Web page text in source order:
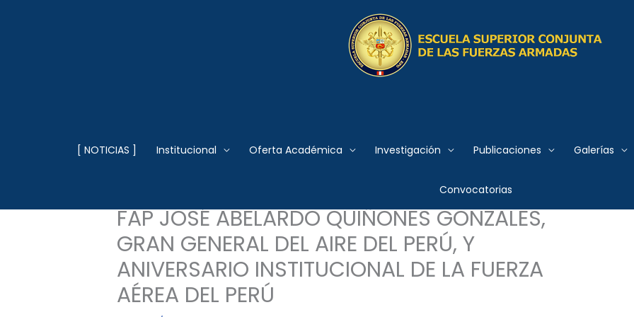
[ NOTICIAS ] Institucional Oferta Académica Investigación Publicaciones Galerías
Convocatorias
ANIVERSARIO DE LA INMOLACIÓN DEL CAPITÁN
FAP JOSÉ ABELARDO QUIÑONES GONZALES,
GRAN GENERAL DEL AIRE DEL PERÚ, Y
ANIVERSARIO INSTITUCIONAL DE LA FUERZA
AÉREA DEL PERÚ